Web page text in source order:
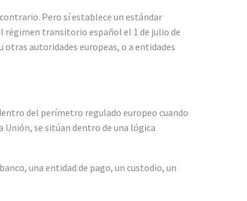
Pero sí establece un estándar
transitorio español el 1 de julio de
otras autoridades europeas, o a entidades
del perímetro regulado europeo cuando
Unión, se sitúan dentro de una lógica
una entidad de pago, un custodio, un